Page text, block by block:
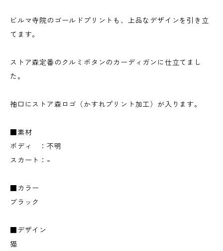
ビルマ寺院のゴールドプリントも、上品なデザインを引き立
てます。
ストア森定番のクルミボタンのカーディガンに仕立てまし
た。
袖口にストア森ロゴ（かすれプリント加工）が入ります。
■素材
ボディ ：不明
スカート：-
■カラー
ブラック
■デザイン
猫